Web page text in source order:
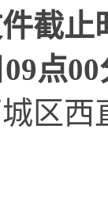
截
09点00
区西